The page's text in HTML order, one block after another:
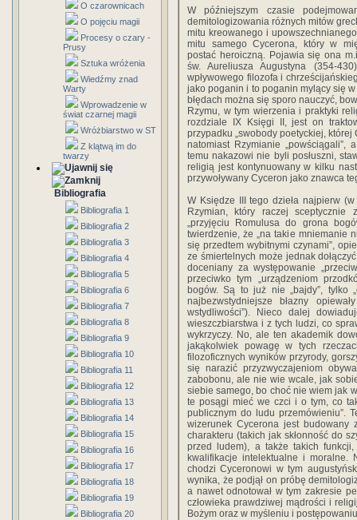
O czarownicach
O pojęciu magii
Procesy o czary -
Prusy
Sztuka wróżenia
Wiedźmy znad
Warty
Wprowadzenie w
świat czarnej magii
Wróżbiarstwo w ST
Z klątwą im do
twarzy
Bibliografia
Bibliografia 1
Bibliografia 2
Bibliografia 3
Bibliografia 4
Bibliografia 5
Bibliografia 6
Bibliografia 7
Bibliografia 8
Bibliografia 9
Bibliografia 10
Bibliografia 11
Bibliografia 12
Bibliografia 13
Bibliografia 14
Bibliografia 15
Bibliografia 16
Bibliografia 17
Bibliografia 18
Bibliografia 19
Bibliografia 20
W późniejszym czasie
demitologizowania różnych mitów
mitu kreowanego i
mitu samego Cycerona, który w
postać heroiczną. Pojawia się ona
św. Aureliusza Augustyna (354-
wpływowego filozofa i
jako poganin i to poganin mylący się
błędach można się sporo nauczyć,
Rzymu, w tym wierzenia i praktyki
rozdziale IX Księgi II, jest on
przypadku „swobody poetyckiej,
natomiast Rzymianie „powściągali”,
temu nakazowi nie byli posłuszni,
religią jest kontynuowany w kilku
przywoływany Cyceron jako znawca
W Księdze III tego dzieła najpierw
Rzymian, który raczej sceptycznie
„przyjęciu Romulusa do grona
twierdzenie, że „na takie mniemanie
się przedtem wybitnymi czynami”,
ze śmiertelnych może jednak
doceniany za występowanie
przeciwko tym „urządzeniom
bogów. Są to już nie „bajdy”, tylko
najbezwstydniejsze błazny
wstydliwości”). Nieco dalej
wieszczbiarstwa i z tych ludzi, co
wykrzyczy. No, ale ten akademik
jakąkolwiek powagę w tych
filozoficznych wyników przyrody,
się narazić przyzwyczajeniom
zabobonu, ale nie wie wcale, jak
siebie samego, bo choć nie wiem jak
te posągi mieć we czci i o tym, co
publicznym do ludu przemówieniu”.
wizerunek Cycerona jest
charakteru (takich jak skłonność do
przed ludem), a także takich
kwalifikacje intelektualne i
chodzi Cyceronowi w tym
wynika, że podjął on próbę
a nawet odnotował w tym zakresie
człowieka prawdziwej mądrości i
Bożym oraz w myśleniu i